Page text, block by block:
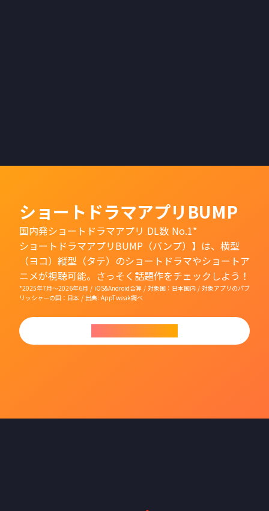
ショートドラマアプリBUMP
国内発ショートドラマアプリ DL数 No.1*
ショートドラマアプリBUMP（バンプ）】は、横型
（ヨコ）縦型（タテ）のショートドラマやショートア
ニメが視聴可能。さっそく話題作をチェックしよう！
*2025年7月〜2026年6月 / iOS&Android合算 / 対象国：日本国内 / 対象アプリのパブ
リッシャーの国：日本 / 出典: AppTweak調べ